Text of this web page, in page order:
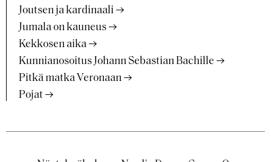
Joutsen ja kardinaali
Jumala on kauneus
Kekkosen aika
Kunnianosoitus Johann Sebastian Bachille
Pitkä matka Veronaan
Pojat